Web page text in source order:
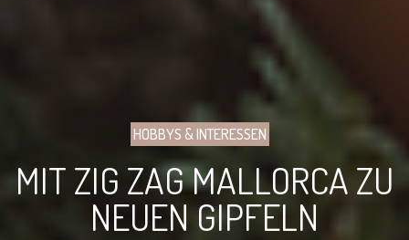
HOBBYS & INTERESSEN
MIT ZIG ZAG MALLORCA ZU
NEUEN GIPFELN